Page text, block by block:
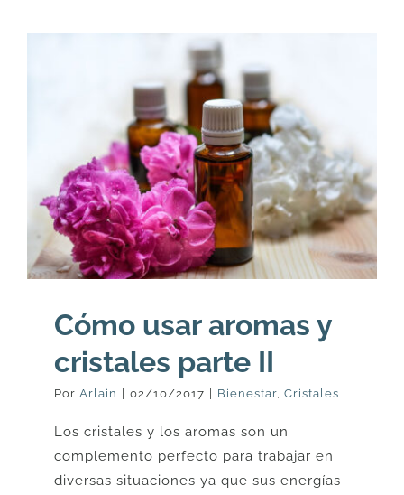
CONTACTO
Carrito
Cómo usar aromas y
cristales parte II
Por Arlain | 02/10/2017 | Bienestar Cristales
Los cristales y los aromas son un
complemento perfecto para trabajar en
diversas situaciones ya que sus energías